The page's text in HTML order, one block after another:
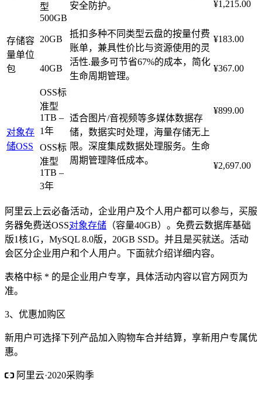
安全防护。
型
500GB
¥1,215.00
存储容
量单位
包
20GB
抵扣多种不同类型云盘的按量付费
账单，兼具性价比与资源使用的灵
活性.最多可节省67%的成本，简化
生命周期管理。
¥183.00
40GB ¥367.00
对象存
储OSS
OSS标
准型
1TB –
1年
适合图片/音视频等多媒体数据存
储，数据实时处理，海量存储无上
限。深度集成数据处理服务。生命
周期管理降低成本。
¥899.00
OSS标
准型
1TB –
3年
¥2,697.00
阿里云上云必备活动，企业用户及个人用户都可以参与，买服
务器免费送OSS对象存储 （容量40GB）。免费云数据库基础
版1核1G，MySQL 8.0版，20GB SSD。并且是买就送。活动
会区分企业用户和个人用户。下面就介绍详细内容。
表格中标 * 的是企业用户专享，具体活动内容以官方网页为
准。
3、优惠加购区
新用户可选择下列产品加入购物车合并结算，享新用户专属优
惠。
阿里云·2020采购季